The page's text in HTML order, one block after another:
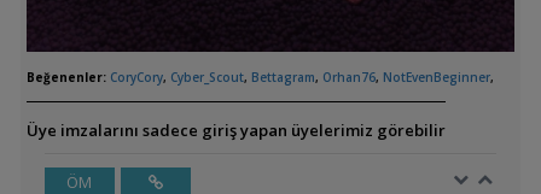
Beğenenler: CoryCory, Cyber_Scout, Bettagram, Orhan76, NotEvenBeginner,
Üye imzalarını sadece giriş yapan üyelerimiz görebilir
ÖM